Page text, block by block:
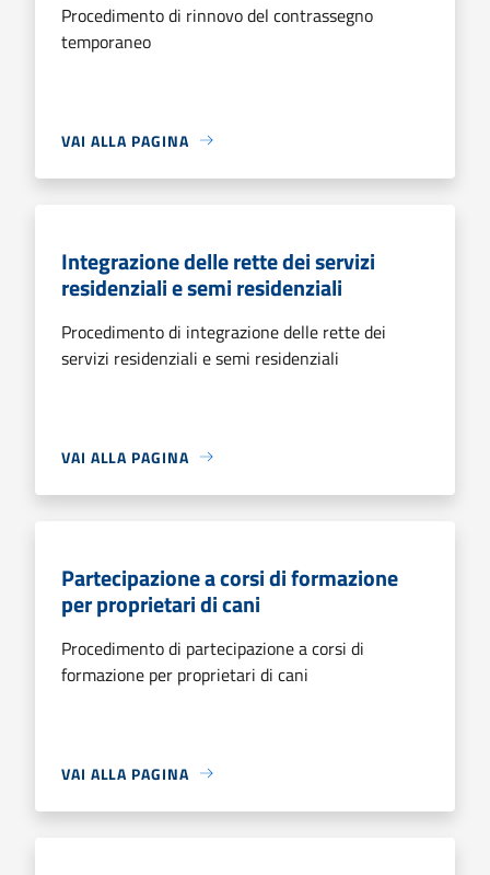
Procedimento di rinnovo del contrassegno
temporaneo
VAI ALLA PAGINA
Integrazione delle rette dei servizi
residenziali e semi residenziali
Procedimento di integrazione delle rette dei
servizi residenziali e semi residenziali
VAI ALLA PAGINA
Partecipazione a corsi di formazione
per proprietari di cani
Procedimento di partecipazione a corsi di
formazione per proprietari di cani
VAI ALLA PAGINA